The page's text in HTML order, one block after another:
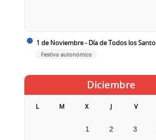
1 de Noviembre - Día de Todos los
Festivo autonómico
Diciembre
L M X J V
1 2 3